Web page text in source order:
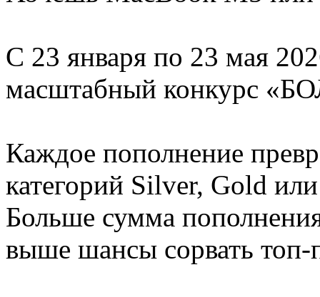
С 23 января по 23 мая
масштабный конкурс
Каждое пополнение
категорий Silver, Gold
Больше сумма
выше шансы сорвать топ-